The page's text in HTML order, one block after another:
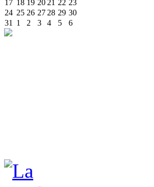
17 18 19 20 21 22 23
24 25 26 27 28 29 30
31
1 2 3 4 5 6